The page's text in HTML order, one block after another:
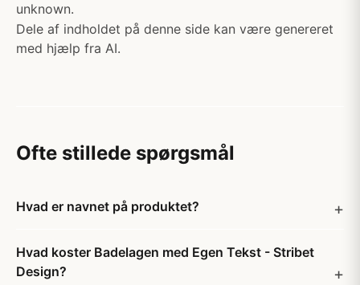
unknown.
Dele af indholdet på denne side kan være genereret
med hjælp fra AI.
Ofte stillede spørgsmål
Hvad er navnet på produktet?
Hvad koster Badelagen med Egen Tekst - Stribet
Design?